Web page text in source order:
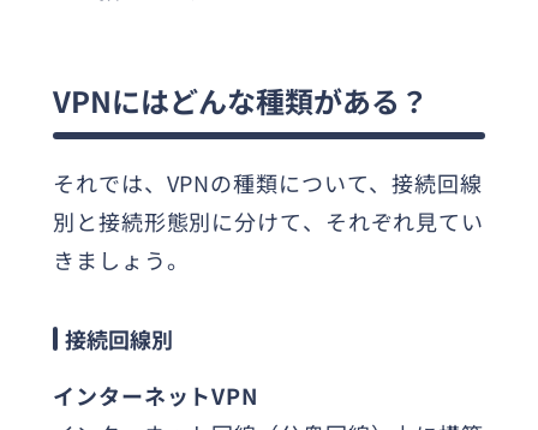
VPNにはどんな種類がある？
それでは、VPNの種類について、接続回線
別と接続形態別に分けて、それぞれ見てい
きましょう。
接続回線別
インターネットVPN